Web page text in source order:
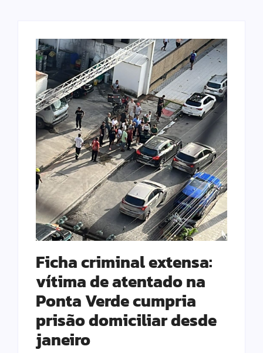
Ficha criminal extensa:
vítima de atentado na
Ponta Verde cumpria
prisão domiciliar desde
janeiro